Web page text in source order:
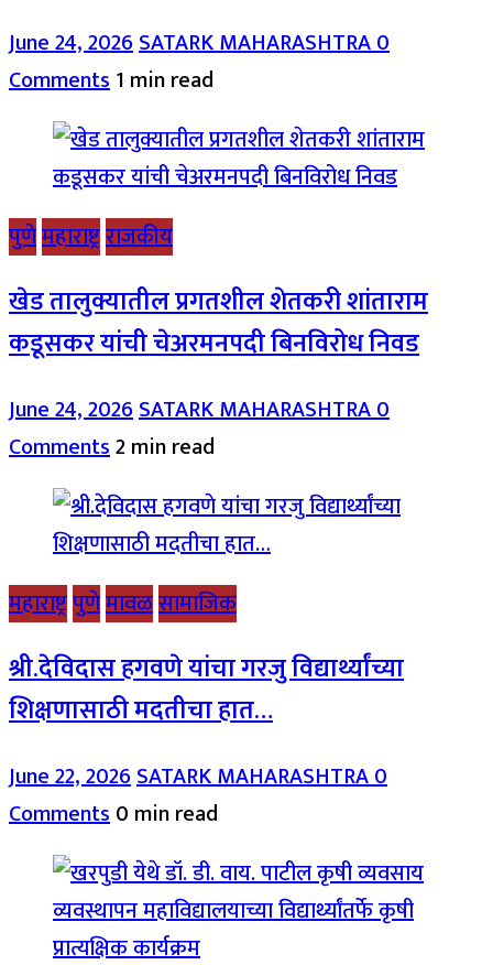
June 24, 2026SATARK MAHARASHTRA0
Comments1 min read
पुणेमहाराष्ट्रराजकीय
खेड तालुक्यातील प्रगतशील शेतकरी शांताराम
कडूसकर यांची चेअरमनपदी बिनविरोध निवड
June 24, 2026SATARK MAHARASHTRA0
Comments2 min read
महाराष्ट्रपुणेमावळसामाजिक
श्री.देविदास हगवणे यांचा गरजु विद्यार्थ्यांच्या
शिक्षणासाठी मदतीचा हात…
June 22, 2026SATARK MAHARASHTRA0
Comments0 min read